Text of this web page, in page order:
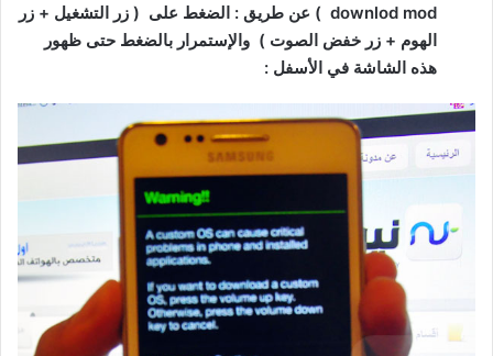
downlod mod ) عن طريق : الضغط على ( زر التشغيل + زر
الهوم + زر خفض الصوت ) والإستمرار بالضغط حتى ظهور
هذه الشاشة في الأسفل :